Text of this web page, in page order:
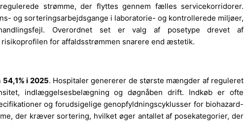
strømme, der flyttes gennem fælles servicekorridorer.
og sorteringsarbejdsgange i laboratorie- og kontrollerede miljøer,
Overordnet set er valg af posetype drevet af
for affaldsstrømmen snarere end æstetik.
54,1% i 2025. Hospitaler genererer de største mængder af reguleret
indlæggelsesbelægning og døgnåben drift. Indkøb er ofte
og forudsigelige genopfyldningscyklusser for biohazard-
der kræver sortering, hvilket øger antallet af posekategorier, der